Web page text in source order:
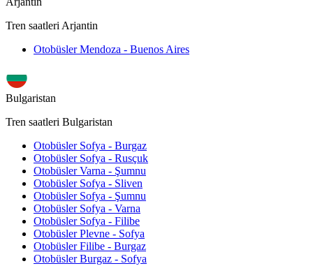
Tren saatleri Arjantin
Otobüsler Mendoza - Buenos Aires
Bulgaristan
Tren saatleri Bulgaristan
Otobüsler Sofya - Burgaz
Otobüsler Sofya - Rusçuk
Otobüsler Varna - Şumnu
Otobüsler Sofya - Sliven
Otobüsler Sofya - Şumnu
Otobüsler Sofya - Varna
Otobüsler Sofya - Filibe
Otobüsler Plevne - Sofya
Otobüsler Filibe - Burgaz
Otobüsler Burgaz - Sofya